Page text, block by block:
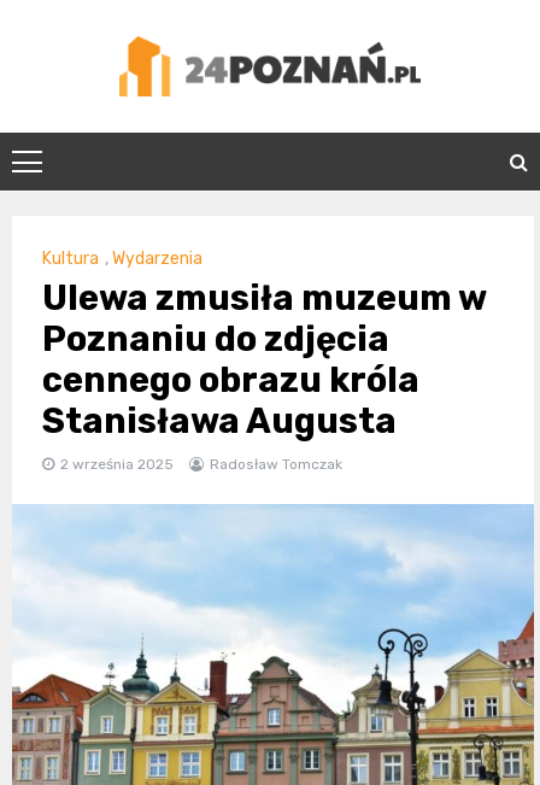
24Poznań.pl
Kultura ,Wydarzenia
Ulewa zmusiła muzeum w
Poznaniu do zdjęcia
cennego obrazu króla
Stanisława Augusta
2 września 2025 Radosław Tomczak